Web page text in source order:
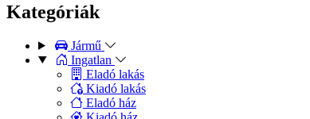
Kategóriák
Jármű
Ingatlan
Eladó lakás
Kiadó lakás
Eladó ház